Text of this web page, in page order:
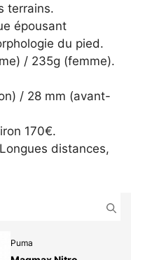
terrains.
épousant
du pied.
/ 235g (femme).
/ 28 mm (avant-
170€.
distances,